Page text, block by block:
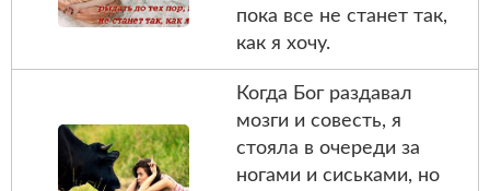
пока все не станет так,
как я хочу.
Когда Бог раздавал
мозги и совесть, я
стояла в очереди за
ногами и сиськами, но